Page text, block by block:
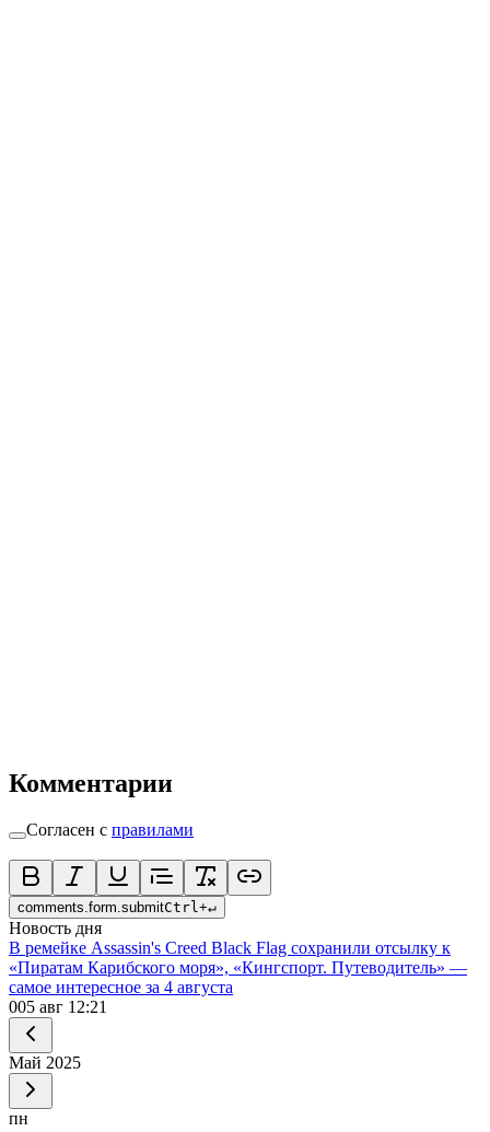
Комментарии
Согласен с правилами
comments.form.submitCtrl +↵
Новость дня
В ремейке Assassin's Creed Black Flag сохранили отсылку к
«Пиратам Карибского моря», «Кингспорт. Путеводитель» —
самое интересное за 4 августа
005 авг 12:21
Май 2025
пн